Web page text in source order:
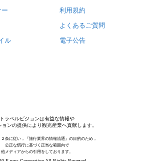
ル
利用規約
よくあるご質問
電子公告
トラベルビジョンは有益な情報や
ョンの提供により観光産業へ貢献します。
条に従い，『旅行業界の情報流通』の目的のため，
公正な慣行に基づく正当な範囲内で
他メディアからの引用をしております。